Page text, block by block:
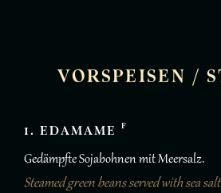
VORSPEISEN /
1. EDAMAMEF
Gedämpfte Sojabohnen mit Meersalz.
Steamed green beans served with sea salt